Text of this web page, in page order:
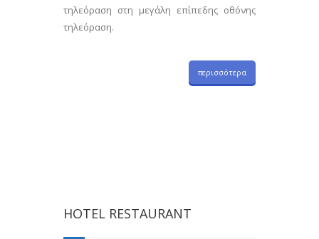
τηλεόραση στη μεγάλη επίπεδης οθόνης
τηλεόραση.
περισσότερα
HOTEL RESTAURANT